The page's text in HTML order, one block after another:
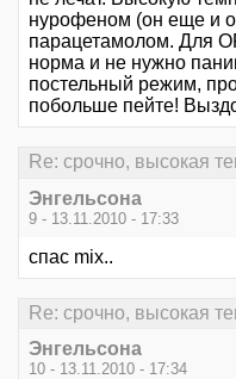
нурофеном (он еще и
парацетамолом. Для
норма и не нужно
постельный режим,
побольше пейте!
Re: срочно, высокая
Энгельсона
9 - 13.11.2010 - 17:33
спас mix..
Re: срочно, высокая
Энгельсона
10 - 13.11.2010 - 17:34